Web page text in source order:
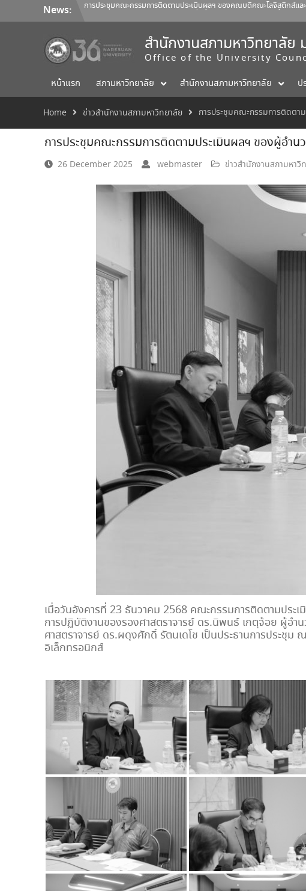
content
News: การประชุมคณะกรรมการติดตามประเมินผลฯ ของคณบดีคณะโลจิสติกส์แ
การประชุมคณะกรรมการติดตามประเมินผลฯ ของคณบดีคณะสถาปัตยกรร
สำนักงานสภามหาวิทยาลัย
Office of the University
หน้าแรก สภามหาวิทยาลัย สำนักงานสภามหาวิทยาลัย ป
Home ข่าวสำนักงานสภามหาวิทยาลัย การประชุมคณะกรรมการติดตา
การประชุมคณะกรรมการติดตามประเมินผลฯ ของผู้อำ
26 December 2025 webmaster ข่าวสำนักงานสภามหาวิ
เมื่อวันอังคารที่ 23 ธันวาคม 2568 คณะกรรมการติดตามประเ
การปฏิบัติงานของรองศาสตราจารย์ ดร.นิพนธ์ เกตุจ้อย ผู้อำ
ศาสตราจารย์ ดร.ผดุงศักดิ์ รัตนเดโช เป็นประธานการประชุม
อิเล็กทรอนิกส์